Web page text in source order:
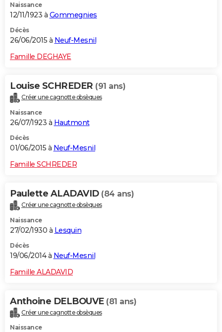
Naissance
12/11/1923 à Gommegnies
Décès
26/06/2015 à Neuf-Mesnil
Famille DEGHAYE
Louise SCHREDER (91 ans)
Créer une cagnotte obsèques
Naissance
26/07/1923 à Hautmont
Décès
01/06/2015 à Neuf-Mesnil
Famille SCHREDER
Paulette ALADAVID (84 ans)
Créer une cagnotte obsèques
Naissance
27/02/1930 à Lesquin
Décès
19/06/2014 à Neuf-Mesnil
Famille ALADAVID
Anthoine DELBOUVE (81 ans)
Créer une cagnotte obsèques
Naissance